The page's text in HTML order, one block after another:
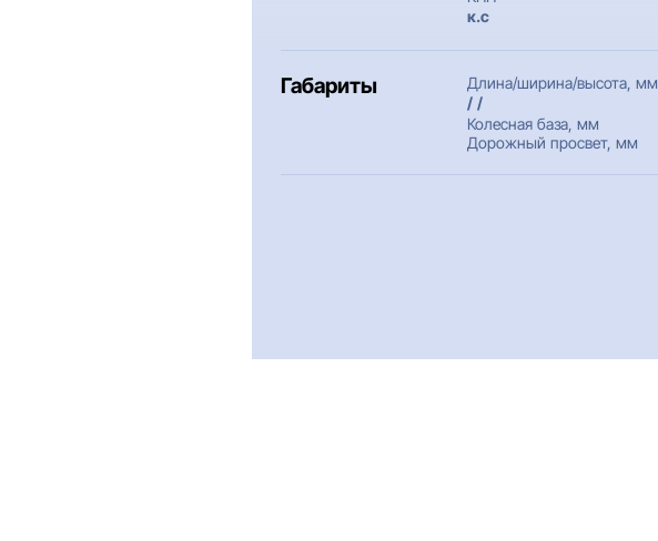
к.c
Габариты
Длина/ширина/высота, мм
/ /
Колесная база, мм
Дорожный просвет, мм